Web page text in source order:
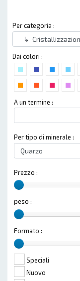
Per categoria :
Dai colori :
A un termine :
Per tipo di minerale :
Prezzo :
peso :
Formato :
Speciali
Nuovo